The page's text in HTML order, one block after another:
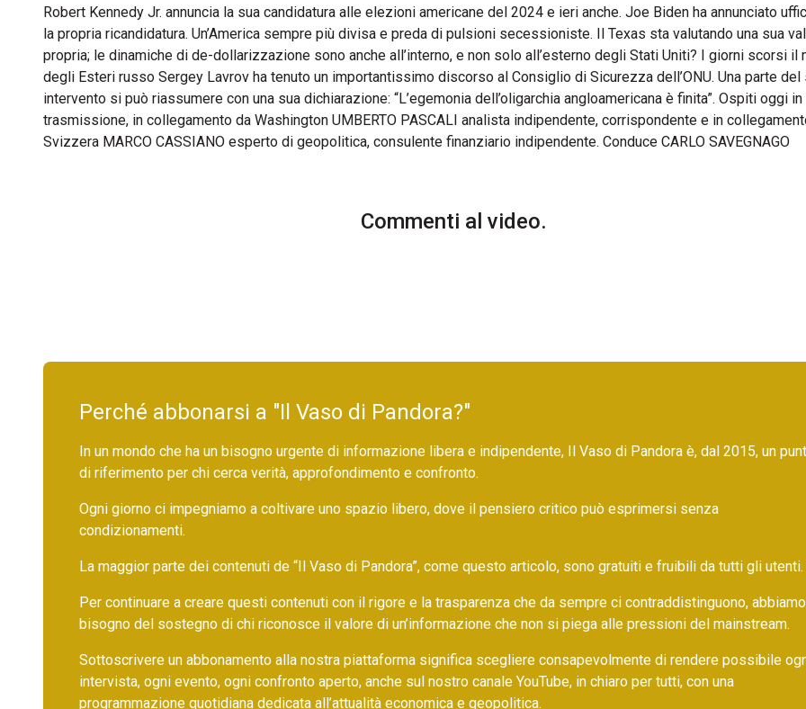
Robert Kennedy Jr. annuncia la sua candidatura alle elezioni americane del 2024 e ieri anche. Joe Biden ha annunciato
la propria ricandidatura. Un’America sempre più divisa e preda di pulsioni secessioniste. Il Texas sta valutando una sua
propria; le dinamiche di de-dollarizzazione sono anche all’interno, e non solo all’esterno degli Stati Uniti? I giorni scorsi il
degli Esteri russo Sergey Lavrov ha tenuto un importantissimo discorso al Consiglio di Sicurezza dell’ONU. Una parte del
intervento si può riassumere con una sua dichiarazione: “L’egemonia dell’oligarchia angloamericana è finita”. Ospiti oggi in
trasmissione, in collegamento da Washington UMBERTO PASCALI analista indipendente, corrispondente e in
Svizzera MARCO CASSIANO esperto di geopolitica, consulente finanziario indipendente. Conduce CARLO SAVEGNAGO
Commenti al video.
Perché abbonarsi a "Il Vaso di Pandora?"
In un mondo che ha un bisogno urgente di informazione libera e indipendente, Il Vaso di Pandora è, dal 2015, un
di riferimento per chi cerca verità, approfondimento e confronto.
Ogni giorno ci impegniamo a coltivare uno spazio libero, dove il pensiero critico può esprimersi senza
condizionamenti.
La maggior parte dei contenuti de “Il Vaso di Pandora”, come questo articolo, sono gratuiti e fruibili da tutti gli utenti.
Per continuare a creare questi contenuti con il rigore e la trasparenza che da sempre ci contraddistinguono, abbiamo
bisogno del sostegno di chi riconosce il valore di un’informazione che non si piega alle pressioni del mainstream.
Sottoscrivere un abbonamento alla nostra piattaforma significa scegliere consapevolmente di rendere possibile
intervista, ogni evento, ogni confronto aperto, anche sul nostro canale YouTube, in chiaro per tutti, con una
programmazione quotidiana dedicata all’attualità economica e geopolitica.